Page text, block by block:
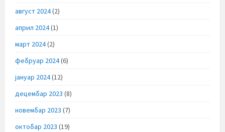
август 2024(2)
април 2024(1)
март 2024(2)
фебруар 2024(6)
јануар 2024(12)
децембар 2023 (8)
новембар 2023 (7)
октобар 2023 (19)